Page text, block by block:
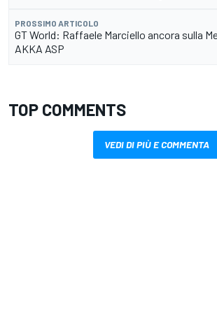
PROSSIMO ARTICOLO
GT World: Raffaele Marciello ancora sulla
AKKA ASP
TOP COMMENTS
VEDI DI PIÙ E COMMENTA